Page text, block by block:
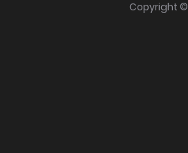
Copyright ©